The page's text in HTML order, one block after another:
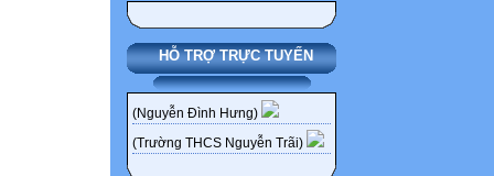
HỖ TRỢ TRỰC TUYẾN
(Nguyễn Đình Hưng)
(Trường THCS Nguyễn Trãi)